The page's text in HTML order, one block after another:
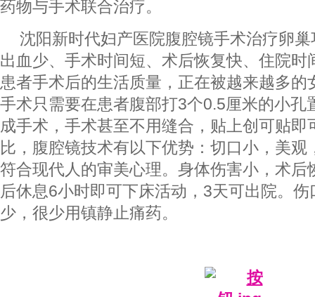
药物与手术联合治疗。
沈阳新时代妇产医院腹腔镜手术治疗卵
出血少、手术时间短、术后恢复快、住院时
患者手术后的生活质量，正在被越来越多的
手术只需要在患者腹部打3个0.5厘米的小孔
成手术，手术甚至不用缝合，贴上创可贴即
比，腹腔镜技术有以下优势：切口小，美观
符合现代人的审美心理。身体伤害小，术后
后休息6小时即可下床活动，3天可出院。
少，很少用镇静止痛药。